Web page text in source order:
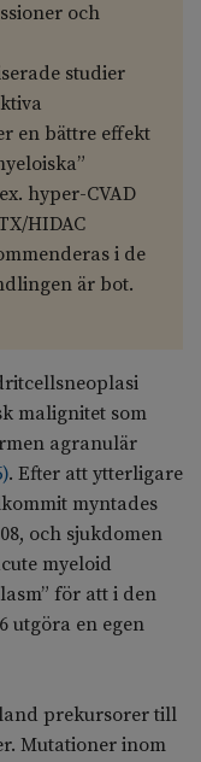
och
studier
en bättre effekt
hyper-CVAD
HIDAC
i de
är bot.
malignitet som
agranulär
). Efter att ytterligare
myntades
och sjukdomen
myeloid
för att i den
utgöra en egen
prekursorer till
Mutationer inom